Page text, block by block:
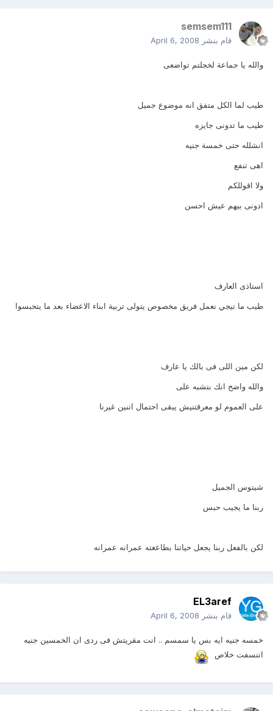
semsem111
قام بنشر April 6, 2008
والله يا جماعة لخجلتم تواضعى
طيب لما الكل متفق انه موضوع جميل
طيب ما تدونى جايزه
انشلله حتى خمسة جنيه
اهى تنفع
ولا اقوللكم
ادونى بيهم عيش احسن
استاذى العارف
طيب ما تيجي نعمل فريق مخصوص يتولى تربية ابناء الاعضاء بعد ما يتحبسوا
لكن مين اللى فى بالك يا عارف
والله واضح انك بتشبه على
على العموم لو معرقتنيش يبقى احتمال اتنين غيرنا
شيتوس الجميل
ربنا ما يجيب حبس
لكن بالفعل ربنا يجعل حياتنا بطاعغته عمرانه عمرانه
EL3aref
قام بنشر April 6, 2008
خمسه جنيه ايه بس يا سمسم .. انت مقريتش فى ردى ان الخمسين جنيه
اتنسفت خلاص